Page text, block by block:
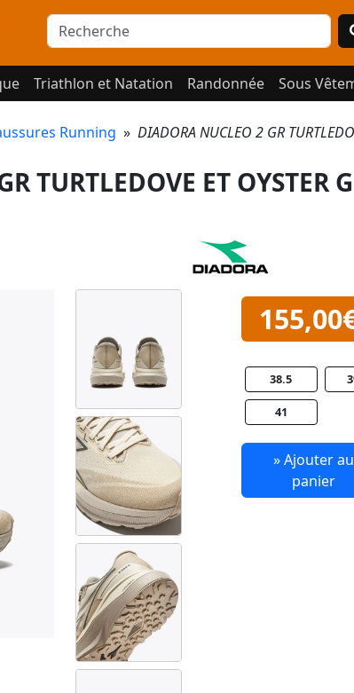
Triathlon et Natation Randonnée Sous
Running » DIADORA NUCLEO 2 GR
TURTLEDOVE ET OYSTER
38.5
41
» Ajouter au
panier